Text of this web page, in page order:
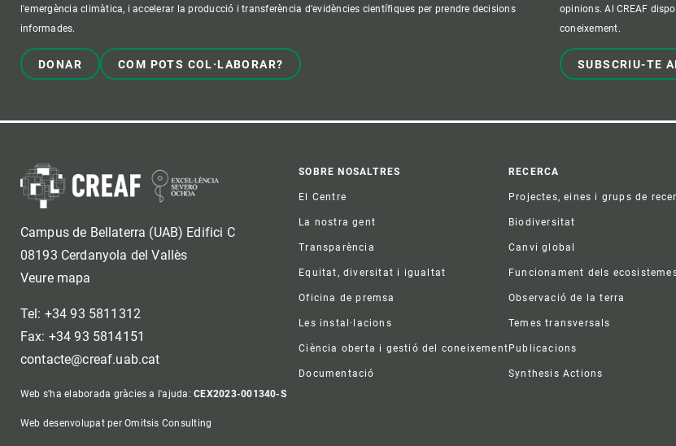
l'emergència climàtica, i accelerar la producció i transferència d’evidències científiques per prendre decisions
informades.
DONAR COM POTS COL·LABORAR?
opinions. Al CREAF
coneixement.
SUBSCRIU-TE
Campus de Bellaterra (UAB) Edifici C
08193 Cerdanyola del Vallès
Veure mapa
Tel: +34 93 5811312
Fax: +34 93 5814151
contacte@creaf.uab.cat
Web s'ha elaborada gràcies a l'ajuda:CEX2023-001340-S
Web desenvolupat per Omitsis Consulting
Footer
SOBRE NOSALTRES
El Centre
La nostra gent
Transparència
Equitat, diversitat i igualtat
Oficina de premsa
Les instal·lacions
Ciència oberta i gestió del coneixement
Documentació
RECERCA
Projectes, eines i grups de
Biodiversitat
Canvi global
Funcionament dels
Observació de la terra
Temes transversals
Publicacions
Synthesis Actions